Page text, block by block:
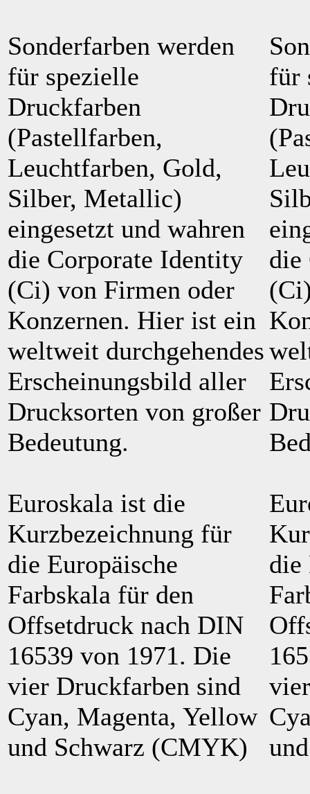
Sonderfarben werden
für spezielle
Druckfarben
(Pastellfarben,
Leuchtfarben, Gold,
Silber, Metallic)
eingesetzt und wahren
die Corporate Identity
(Ci) von Firmen oder
Konzernen. Hier ist ein
weltweit durchgehendes
Erscheinungsbild aller
Drucksorten von großer
Bedeutung.
Euroskala ist die
Kurzbezeichnung für
die Europäische
Farbskala für den
Offsetdruck nach DIN
16539 von 1971. Die
vier Druckfarben sind
Cyan, Magenta, Yellow
und Schwarz (CMYK)
für
die
die